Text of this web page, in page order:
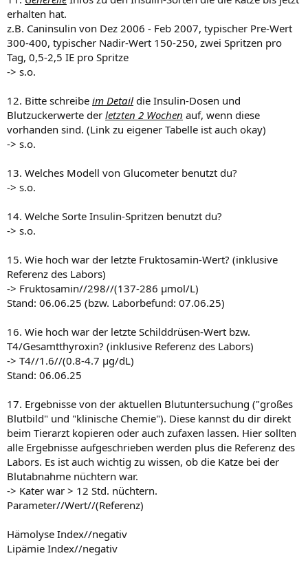
erhalten hat.
z.B. Caninsulin von Dez 2006 - Feb 2007, typischer Pre-Wert
300-400, typischer Nadir-Wert 150-250, zwei Spritzen pro
Tag, 0,5-2,5 IE pro Spritze
-> s.o.
12. Bitte schreibe im Detail die Insulin-Dosen und
Blutzuckerwerte der letzten 2 Wochen auf, wenn diese
vorhanden sind. (Link zu eigener Tabelle ist auch okay)
-> s.o.
13. Welches Modell von Glucometer benutzt du?
-> s.o.
14. Welche Sorte Insulin-Spritzen benutzt du?
-> s.o.
15. Wie hoch war der letzte Fruktosamin-Wert? (inklusive
Referenz des Labors)
-> Fruktosamin//298//(137-286 µmol/L)
Stand: 06.06.25 (bzw. Laborbefund: 07.06.25)
16. Wie hoch war der letzte Schilddrüsen-Wert bzw.
T4/Gesamtthyroxin? (inklusive Referenz des Labors)
-> T4//1.6//(0.8-4.7 µg/dL)
Stand: 06.06.25
17. Ergebnisse von der aktuellen Blutuntersuchung ("großes
Blutbild" und "klinische Chemie"). Diese kannst du dir direkt
beim Tierarzt kopieren oder auch zufaxen lassen. Hier sollten
alle Ergebnisse aufgeschrieben werden plus die Referenz des
Labors. Es ist auch wichtig zu wissen, ob die Katze bei der
Blutabnahme nüchtern war.
-> Kater war > 12 Std. nüchtern.
Parameter//Wert//(Referenz)
Hämolyse Index//negativ
Lipämie Index//negativ